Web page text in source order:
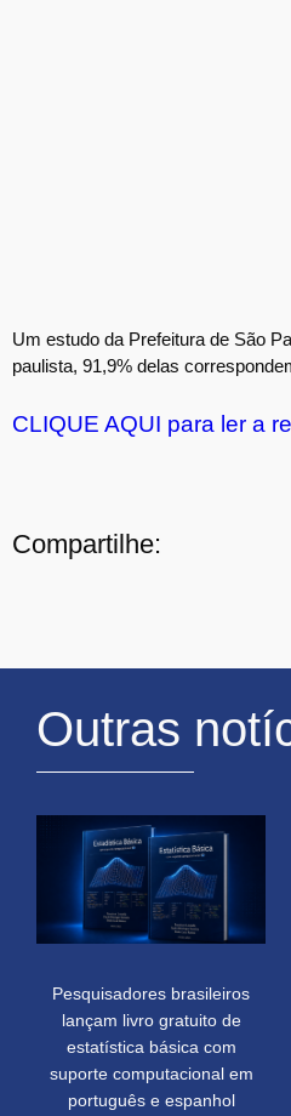
Um estudo da Prefeitura de São
paulista, 91,9% delas
CLIQUE AQUI para ler a
Compartilhe:
Outras
Pesquisadores brasileiros
lançam livro gratuito de
estatística básica com
suporte computacional em
português e espanhol